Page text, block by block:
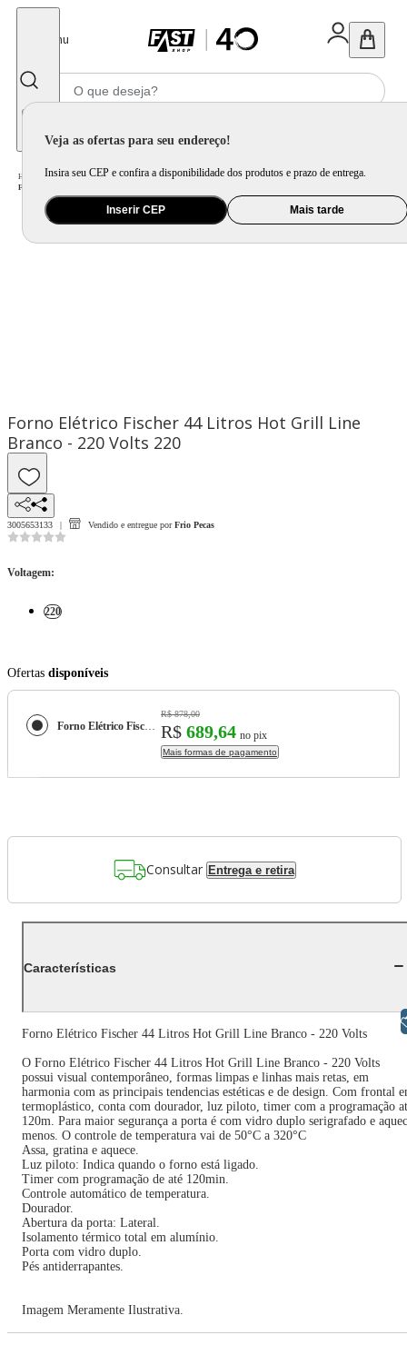
Menu
Veja as ofertas para seu endereço!
Insira seu CEP e confira a disponibilidade dos produtos e prazo de entrega.
Inserir CEP Mais tarde
Home Eletroportátil / Preparo de Alimento / Forno Elétrico /
Forno Elétrico Fischer 44 Litros Hot Grill Line Branco - 220 Volts
Forno Elétrico Fischer 44 Litros Hot Grill Line
Branco - 220 Volts 220
3005653133 Vendido e entregue por Frio Pecas
Voltagem:
220
Ofertas disponíveis
Forno Elétrico Fischer 44 Litros Hot Grill Line Branco - 220 Volts
R$ 878,00
R$ 689,64 no pix
Mais formas de pagamento
Consultar Entrega e retira
Características
Forno Elétrico Fischer 44 Litros Hot Grill Line Branco - 220 Volts
O Forno Elétrico Fischer 44 Litros Hot Grill Line Branco - 220 Volts
possui visual contemporâneo, formas limpas e linhas mais retas, em
harmonia com as principais tendencias estéticas e de design. Com frontal
termoplástico, conta com dourador, luz piloto, timer com a programação
120m. Para maior segurança a porta é com vidro duplo serigrafado e
menos. O controle de temperatura vai de 50°C a 320°C
Assa, gratina e aquece.
Luz piloto: Indica quando o forno está ligado.
Timer com programação de até 120min.
Controle automático de temperatura.
Dourador.
Abertura da porta: Lateral.
Isolamento térmico total em alumínio.
Porta com vidro duplo.
Pés antiderrapantes.
Imagem Meramente Ilustrativa.